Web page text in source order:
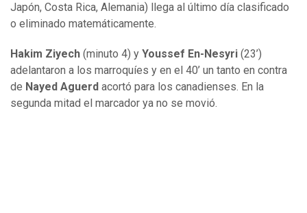
Japón, Costa Rica, Alemania) llega al último día clasificado
o eliminado matemáticamente.
Hakim Ziyech (minuto 4) y Youssef En-Nesyri (23’)
adelantaron a los marroquíes y en el 40’ un tanto en contra
de Nayed Aguerd acortó para los canadienses. En la
segunda mitad el marcador ya no se movió.